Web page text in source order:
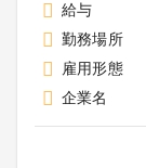
給与
勤務場所
雇用形態
企業名